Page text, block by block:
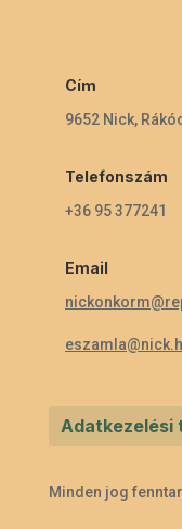
Cím
9652 Nick,
Telefonszám
+36 95 377241
Email
Adatkezelési
Minden jog